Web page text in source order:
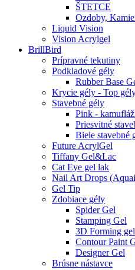
ŠTETCE
Ozdoby,
Liquid Vision
Vision Acrylgel
BrillBird
Prípravné tekutiny
Podkladové gély
Rubber Base
Krycie gély - Top
Stavebné gély
Pink -
Priesvitné
Biele stavebné
Future AcrylGel
Tiffany Gel&Lac
Cat Eye gel lak
Nail Art Drops
Gel Tip
Zdobiace gély
Spider Gel
Stamping Gel
3D Forming gel
Contour Paint
Designer Gel
Brúsne nástavce